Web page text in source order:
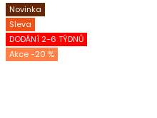
Novinka
Sleva
DODÁNÍ 2-6 TÝDNŮ
-20 %